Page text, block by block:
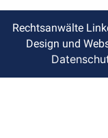
Rechtsanwälte
Design und